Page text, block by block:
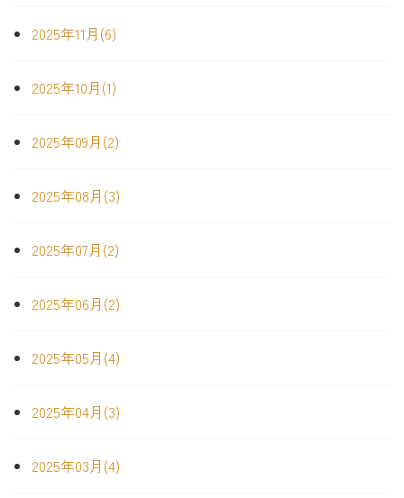
2025年11月(6)
2025年10月(1)
2025年09月(2)
2025年08月(3)
2025年07月(2)
2025年06月(2)
2025年05月(4)
2025年04月(3)
2025年03月(4)